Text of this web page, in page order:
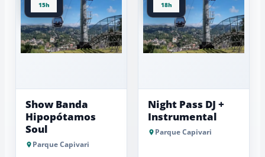
15h
Show Banda
Hipopótamos
Soul
Parque Capivari
18h
Night Pass DJ +
Instrumental
Parque Capivari